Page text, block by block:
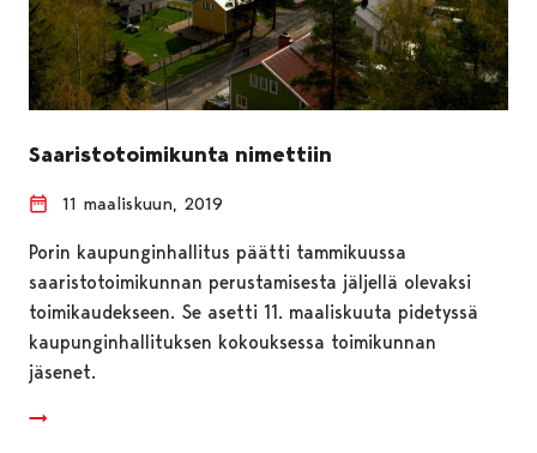
Saaristotoimikunta nimettiin
11 maaliskuun, 2019
Porin kaupunginhallitus päätti tammikuussa
saaristotoimikunnan perustamisesta jäljellä olevaksi
toimikaudekseen. Se asetti 11. maaliskuuta pidetyssä
kaupunginhallituksen kokouksessa toimikunnan
jäsenet.